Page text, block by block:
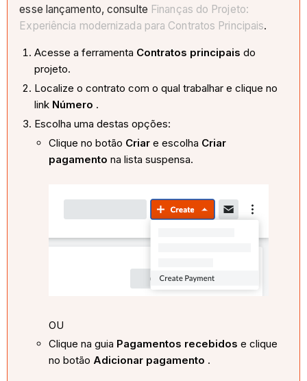
esse lançamento, consulte Finanças do Projeto:
Experiência modernizada para Contratos Principais.
Acesse a ferramenta Contratos principais do
projeto.
Localize o contrato com o qual trabalhar e clique no
link Número .
Escolha uma destas opções:
Clique no botão Criar e escolha Criar
pagamento na lista suspensa.
OU
Clique na guia Pagamentos recebidos e clique
no botão Adicionar pagamento .